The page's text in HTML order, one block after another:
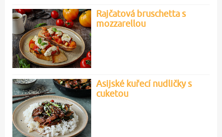
Rajčatová bruschetta s
mozzarellou
Asijské kuřecí nudličky s
cuketou